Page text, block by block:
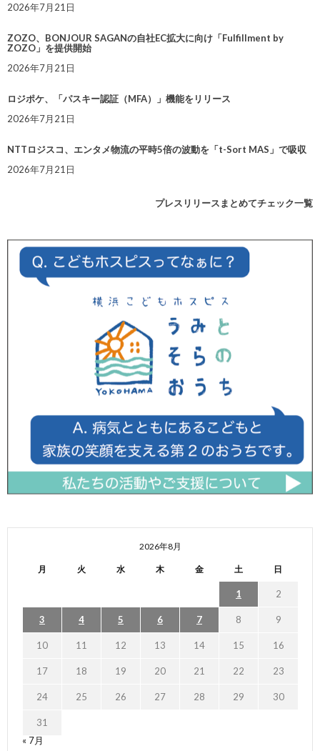
2026年7月21日
ZOZO、BONJOUR SAGANの自社EC拡大に向け「Fulfillment by
ZOZO」を提供開始
2026年7月21日
ロジポケ、「パスキー認証（MFA）」機能をリリース
2026年7月21日
NTTロジスコ、エンタメ物流の平時5倍の波動を「t-Sort MAS」で吸収
2026年7月21日
プレスリリースまとめてチェック一覧
2026年8月
月 火 水 木 金 土 日
1 2
3 4 5 6 7 8 9
10 11 12 13 14 15 16
17 18 19 20 21 22 23
24 25 26 27 28 29 30
31
« 7月